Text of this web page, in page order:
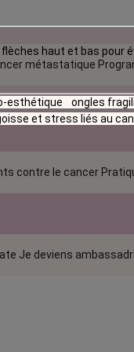
métastatique
contre le cancer
Je deviens
haut et bas pour
esthétique ongles
et stress liés au